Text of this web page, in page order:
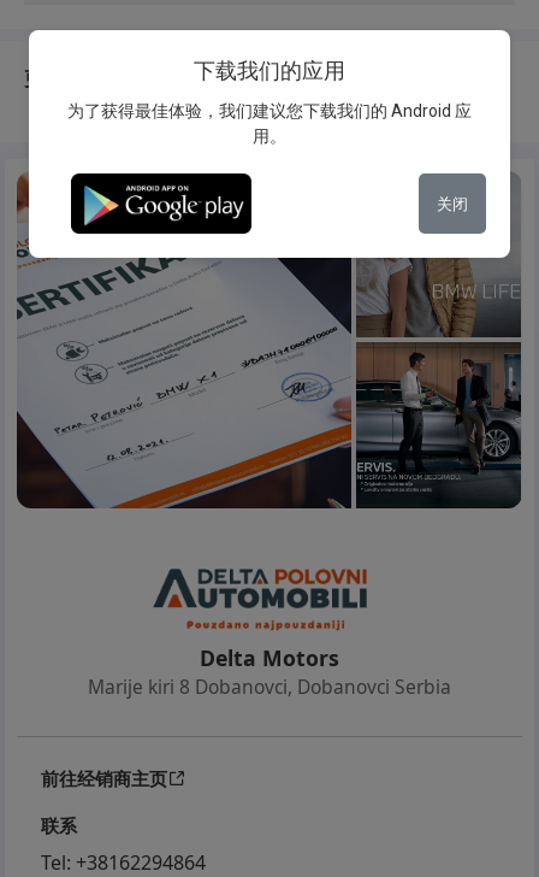
更换说明
Delta Motors
Marije kiri 8 Dobanovci, Dobanovci Serbia
前往经销商主页
联系
Tel: +38162294864
下载我们的应用
为了获得最佳体验，我们建议您下载我们的 Android 应
用。
关闭